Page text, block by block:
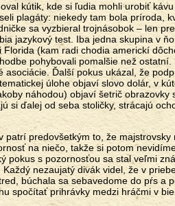
kútik, kde si ľudia mohli urobiť
plagáty: niekedy tam bola príroda,
sa vyzbieral trojnásobok – len
jazykový test. Iba jedna skupina v
(kam radi chodia americkí
pohybovali pomalšie než
asociácie. Ďalší pokus ukázal, že
úlohe objaví slovo dolár, v
náhodou) objaví šetrič obrazovky
si ďalej od seba stoličky, strácajú
patrí predovšetkým to, že majstrovsky
na niečo, takže si potom
pokus s pozornosťou sa stal veľmi
nezaujatý divák videl, že v
búchala sa sebavedome do pŕs a
spočítať prihrávky medzi hráčmi v